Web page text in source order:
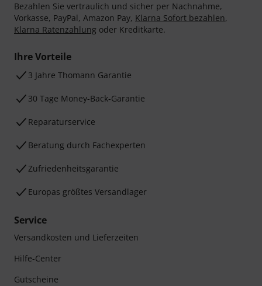
Bezahlen Sie vertraulich und sicher per Nachnahme,
Vorkasse, PayPal, Amazon Pay, Klarna Sofort bezahlen,
Klarna Ratenzahlung oder Kreditkarte.
Ihre Vorteile
3 Jahre Thomann Garantie
30 Tage Money-Back-Garantie
Reparaturservice
Beratung durch Fachexperten
Zufriedenheitsgarantie
Europas größtes Versandlager
Service
Versandkosten und Lieferzeiten
Hilfe-Center
Gutscheine